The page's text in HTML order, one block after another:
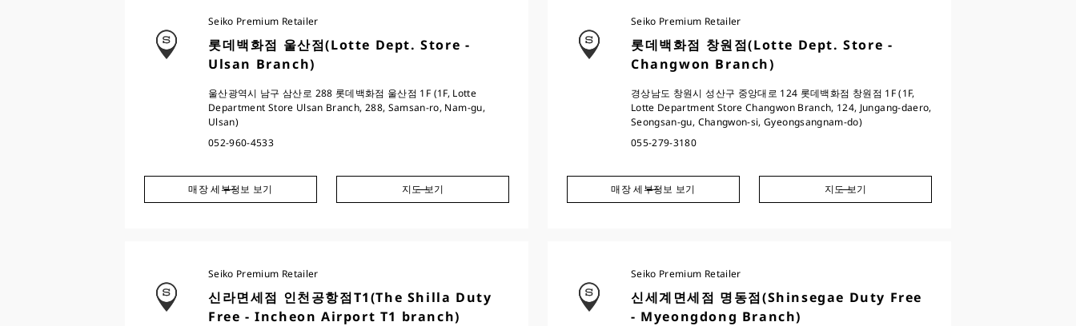
Seiko Premium Retailer
롯데백화점 울산점(Lotte Dept. Store -
Ulsan Branch)
울산광역시 남구 삼산로 288 롯데백화점 울산점 1F (1F, Lotte
Department Store Ulsan Branch, 288, Samsan-ro, Nam-gu,
Ulsan)
052-960-4533
매장 세부정보 보기 지도 보기
Seiko Premium Retailer
롯데백화점 창원점(Lotte Dept. Store -
Changwon Branch)
경상남도 창원시 성산구 중앙대로 124 롯데백화점 창원점 1F (1F,
Lotte Department Store Changwon Branch, 124, Jungang-daero,
Seongsan-gu, Changwon-si, Gyeongsangnam-do)
055-279-3180
매장 세부정보 보기 지도 보기
Seiko Premium Retailer
신라면세점 인천공항점T1(The Shilla Duty
Free - Incheon Airport T1 branch)
Seiko Premium Retailer
신세계면세점 명동점(Shinsegae Duty Free
- Myeongdong Branch)